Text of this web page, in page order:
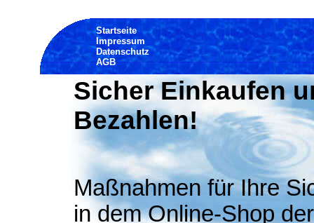
Startseite
Impressum
Datenschutz
AGB
Sicher Einkaufen
Bezahlen!
Maßnahmen für Ihre
in dem Online-Shop der